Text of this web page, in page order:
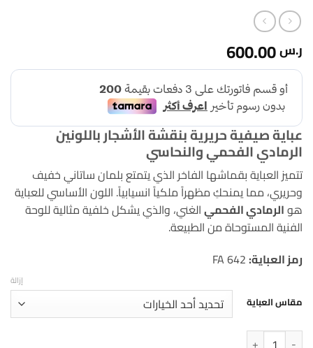
ر.س
عباية صيفية حريرية بنقشة الأشجار باللونين
الرمادي الفحمي والنحاسي
تتميز العباية بقماشها الفاخر الذي يتمتع بلمان ساتاني خفيف
وحريري، مما يمنحكِ مظهراً ملكياً انسيابياً. اللون الأساسي للعباية
هوالرمادي الفحميالغني، والذي يشكل خلفية مثالية للوحة
الفنية المستوحاة من الطبيعة.
رمز العباية:
مقاس العباية
إزالة
كمية عباية صيفية حريرية بنقشة الأشجار